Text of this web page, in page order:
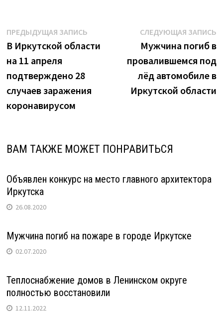
Навигация
по
записям
ПРЕДЫДУЩАЯ ЗАПИСЬПредыдущая
запись:
В Иркутской области
на 11 апреля
подтверждено 28
случаев заражения
коронавирусом
СЛЕДУЮЩАЯ ЗАПИСЬ
Мужчина погиб в
провалившемся под
лёд автомобиле в
Иркутской области
ВАМ ТАКЖЕ МОЖЕТ ПОНРАВИТЬСЯ
Объявлен конкурс на место главного архитектора
Иркутска
26.08.2020
Мужчина погиб на пожаре в городе Иркутске
02.07.2020
Теплоснабжение домов в Ленинском округе
полностью восстановили
12.11.2022